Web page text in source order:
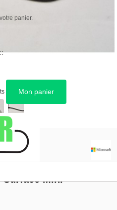
panier.
Mon panier
Mini